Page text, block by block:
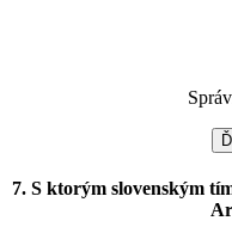
7. S ktorým slovenským